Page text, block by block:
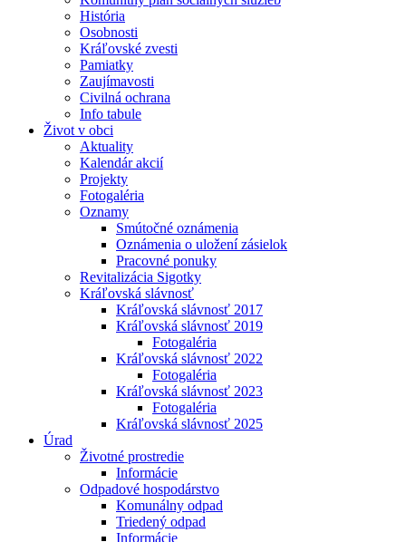
História
Osobnosti
Kráľovské zvesti
Pamiatky
Zaujímavosti
Civilná ochrana
Info tabule
Život v obci
Aktuality
Kalendár akcií
Projekty
Fotogaléria
Oznamy
Smútočné oznámenia
Oznámenia o uložení zásielok
Pracovné ponuky
Revitalizácia Sigotky
Kráľovská slávnosť
Kráľovská slávnosť 2017
Kráľovská slávnosť 2019
Fotogaléria
Kráľovská slávnosť 2022
Fotogaléria
Kráľovská slávnosť 2023
Fotogaléria
Kráľovská slávnosť 2025
Úrad
Životné prostredie
Informácie
Odpadové hospodárstvo
Komunálny odpad
Triedený odpad
Informácie